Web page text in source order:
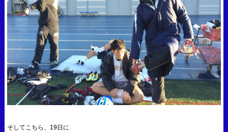
そしてこちら、19日に